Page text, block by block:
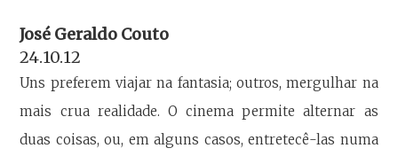
José Geraldo Couto
24.10.12
Uns preferem viajar na fantasia; outros, mergulhar na
mais crua realidade. O cinema permite alternar as
duas coisas, ou, em alguns casos, entretecê-las numa